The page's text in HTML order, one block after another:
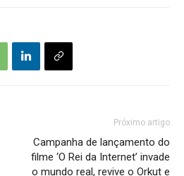
Próximo artigo
Campanha de lançamento do
filme ‘O Rei da Internet’ invade
o mundo real, revive o Orkut e